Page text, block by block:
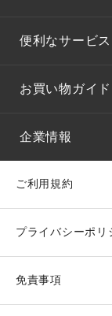
便利なサービ
お買い物ガイド
企業情報
ご利用規約
プライバシーポリ
免責事項